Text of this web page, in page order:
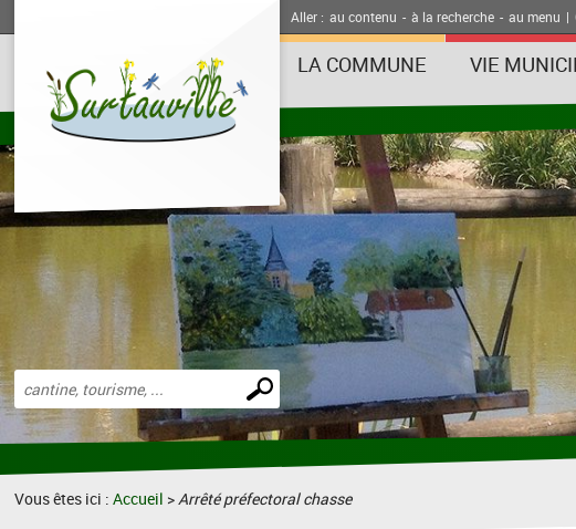
Aller : au contenu - à la recherche - au menu |
LA COMMUNE VIE
Effectuer
une
recherche
Vous êtes ici :Accueil >Arrêté préfectoral chasse